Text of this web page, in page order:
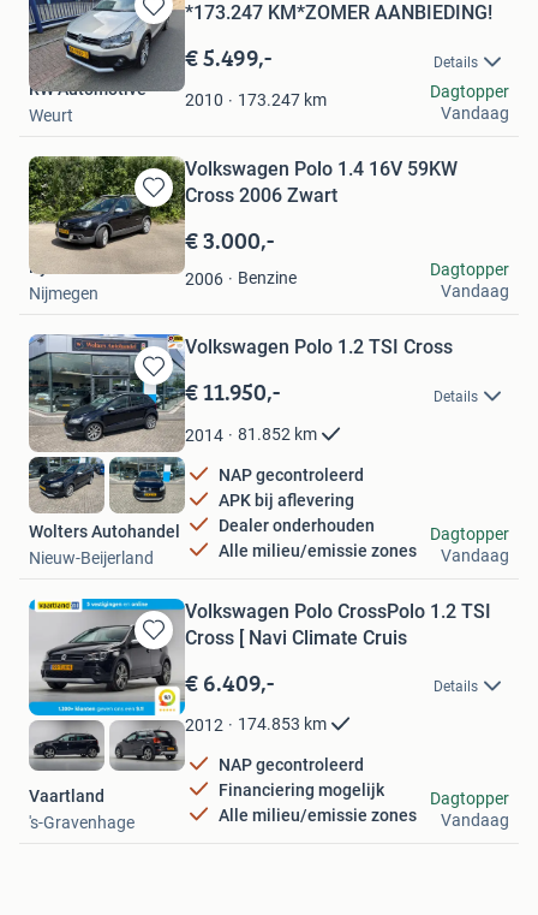
Bewaren
in
Mijn
Favorieten
*173.247 KM*ZOMER AANBIEDING!
€ 5.499,- Details
2010 173.247 km
RW Automotive
Weurt
Dagtopper
Vandaag
Bewaren
in
Favorieten
Volkswagen Polo 1.4 16V 59KW
Cross 2006 Zwart
€ 3.000,-
2006 Benzine
Ryan kosman
Nijmegen
Dagtopper
Vandaag
Bewaren
in
Mijn
Favorieten
Volkswagen Polo 1.2 TSI Cross
€ 11.950,- Details
2014 81.852 km
NAP gecontroleerd
APK bij aflevering
Dealer onderhouden
Alle milieu/emissie zones
Wolters Autohandel
Nieuw-Beijerland
Dagtopper
Vandaag
Bewaren
in
Mijn
Favorieten
Volkswagen Polo CrossPolo 1.2 TSI
Cross [ Navi Climate Cruis
€ 6.409,- Details
2012 174.853 km
NAP gecontroleerd
Financiering mogelijk
Alle milieu/emissie zones
Vaartland
's-Gravenhage
Dagtopper
Vandaag